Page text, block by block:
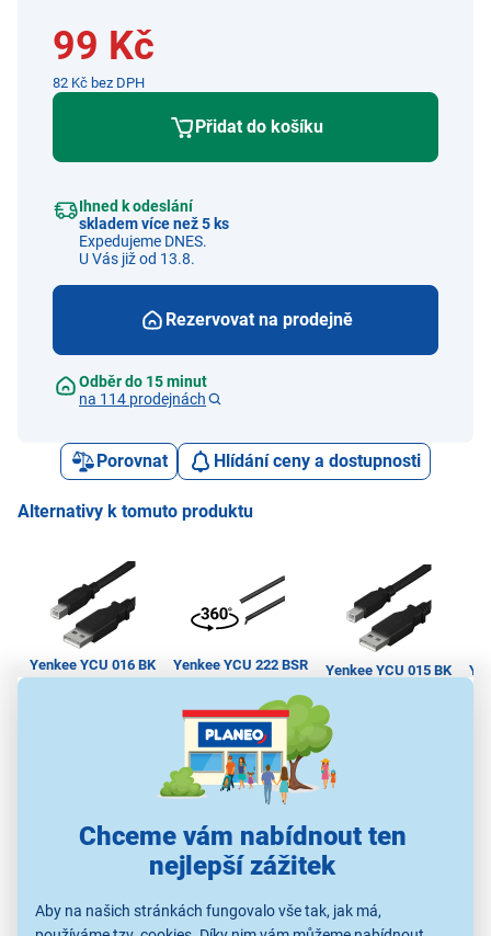
Chceme vám nabídnout ten
nejlepší zážitek
Aby na našich stránkách fungovalo vše tak, jak má,
99 Kč
82 Kč bez DPH
Přidat do košíku
Ihned k odeslání
skladem více než 5 ks
Expedujeme DNES.
U Vás již od 13.8.
Rezervovat na prodejně
Odběr do 15 minut
na 114 prodejnách
Porovnat Hlídání ceny a dostupnosti
Alternativy k tomuto produktu
Yenkee YCU 016 BK
USB kabely
Yenkee YCU 222 BSR
159 Kč
199 Kč
USB kabely
Yenkee YCU 015 BK
USB kabely